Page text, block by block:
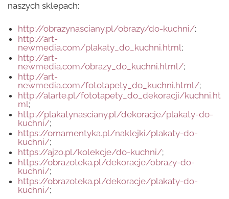
naszych sklepach:
http://obrazynasciany.pl/obrazy/do-kuchni/;
http://art-
newmedia.com/plakaty_do_kuchni.html;
http://art-
newmedia.com/obrazy_do_kuchni.html/;
http://art-
newmedia.com/fototapety_do_kuchni.html/;
http://alarte.pl/fototapety_do_dekoracji/kuchni.ht
ml;
http://plakatynasciany.pl/dekoracje/plakaty-do-
kuchni/;
https://ornamentyka.pl/naklejki/plakaty-do-
kuchni/;
https://ajzo.pl/kolekcje/do-kuchni/;
https://obrazoteka.pl/dekoracje/obrazy-do-
kuchni/;
https://obrazoteka.pl/dekoracje/plakaty-do-
kuchni/;